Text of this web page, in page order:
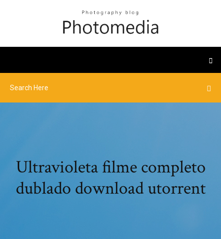
Ultravioleta filme completo
dublado download utorrent